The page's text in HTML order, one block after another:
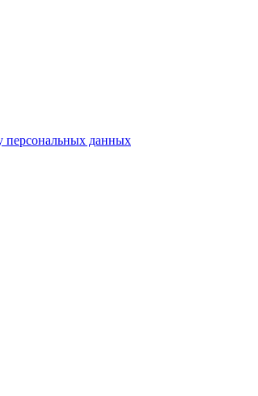
персональных данных